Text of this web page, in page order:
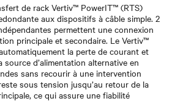
de rack Vertiv™ PowerIT™ (RTS)
aux dispositifs à câble simple. 2
permettent une connexion
principale et secondaire. Le Vertiv™
la perte de courant et
source d’alimentation alternative en
sans recourir à une intervention
sous tension jusqu’au retour de la
ce qui assure une fiabilité